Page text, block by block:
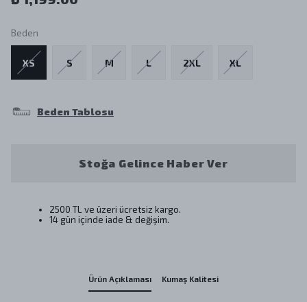
Beden
XS S M L 2XL XL
Beden Tablosu
Stoğa Gelince Haber Ver
2500 TL ve üzeri ücretsiz kargo.
14 gün içinde iade & değişim.
Ürün Açıklaması Kumaş Kalitesi